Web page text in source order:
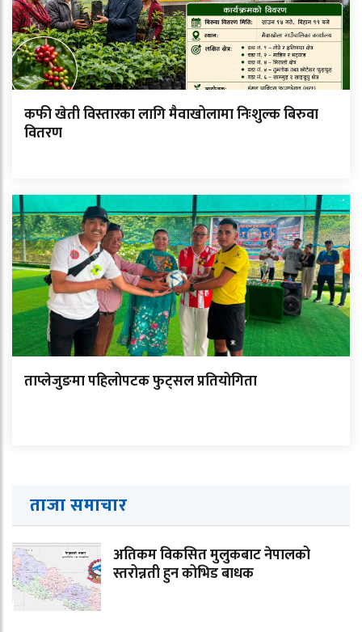
कफी खेती विस्तारका लागि मैवाखोलामा निःशुल्क बिरुवा
वितरण
ताप्लेजुङमा पहिलोपटक फुट्सल प्रतियोगिता
ताजा समाचार
अतिकम विकसित मुलुकबाट नेपालको
स्तरोन्नती हुन कोभिड बाधक